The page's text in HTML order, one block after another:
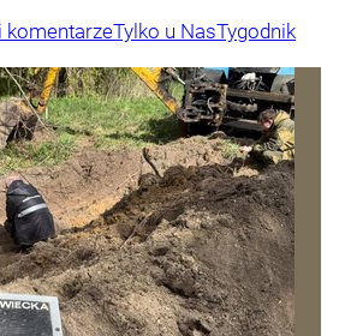
komentarzeTylko u NasTygodnik